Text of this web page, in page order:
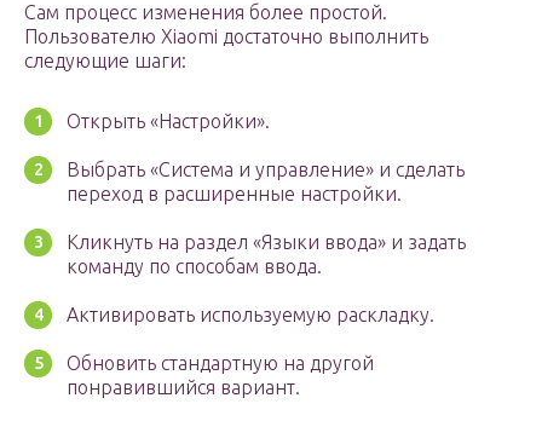
Сам процесс изменения более простой.
Пользователю Xiaomi достаточно выполнить
следующие шаги:
Открыть «Настройки».
Выбрать «Система и управление» и сделать
переход в расширенные настройки.
Кликнуть на раздел «Языки ввода» и задать
команду по способам ввода.
Активировать используемую раскладку.
Обновить стандартную на другой
понравившийся вариант.